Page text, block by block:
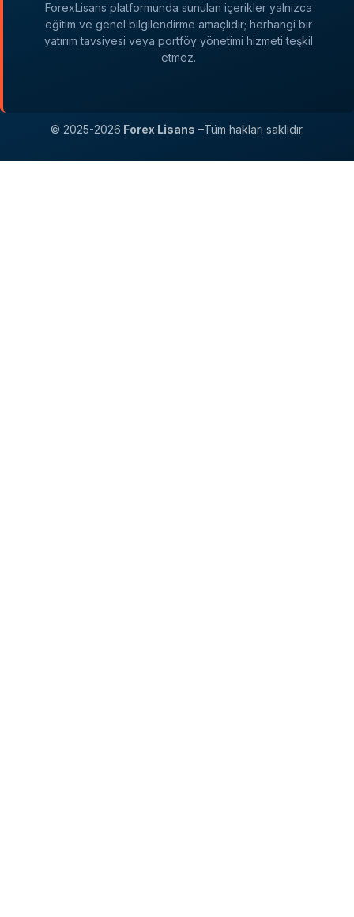
ForexLisans platformunda sunulan içerikler yalnızca
eğitim ve genel bilgilendirme amaçlıdır; herhangi bir
yatırım tavsiyesi veya portföy yönetimi hizmeti teşkil
etmez.
© 2025-2026 Forex Lisans –Tüm hakları saklıdır.